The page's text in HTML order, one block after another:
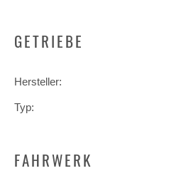
GETRIEBE
Hersteller:
Typ:
FAHRWERK